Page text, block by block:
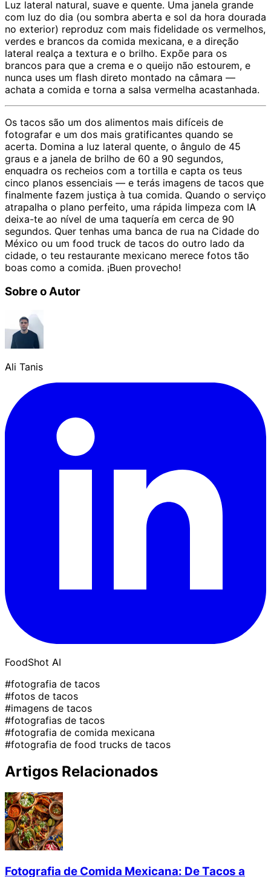
Luz lateral natural, suave e quente. Uma janela grande
com luz do dia (ou sombra aberta e sol da hora dourada
no exterior) reproduz com mais fidelidade os vermelhos,
verdes e brancos da comida mexicana, e a direção
lateral realça a textura e o brilho. Expõe para os
brancos para que a crema e o queijo não estourem, e
nunca uses um flash direto montado na câmara —
achata a comida e torna a salsa vermelha acastanhada.
Os tacos são um dos alimentos mais difíceis de
fotografar e um dos mais gratificantes quando se
acerta. Domina a luz lateral quente, o ângulo de 45
graus e a janela de brilho de 60 a 90 segundos,
enquadra os recheios com a tortilla e capta os teus
cinco planos essenciais — e terás imagens de tacos que
finalmente fazem justiça à tua comida. Quando o serviço
atrapalha o plano perfeito, uma rápida limpeza com IA
deixa-te ao nível de uma taquería em cerca de 90
segundos. Quer tenhas uma banca de rua na Cidade do
México ou um food truck de tacos do outro lado da
cidade, o teu restaurante mexicano merece fotos tão
boas como a comida. ¡Buen provecho!
Sobre o Autor
Ali Tanis
FoodShot AI
#fotografia de tacos
#fotos de tacos
#imagens de tacos
#fotografias de tacos
#fotografia de comida mexicana
#fotografia de food trucks de tacos
Artigos Relacionados
Fotografia de Comida Mexicana: De Tacos a